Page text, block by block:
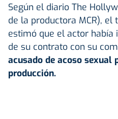
Según el diario The
de la productora MCR),
estimó que el actor
de su contrato con su
acusado de acoso sexual
producción.